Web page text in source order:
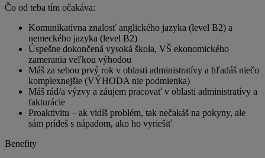
Čo od teba tím očakáva:
Komunikatívna znalosť anglického jazyka (level B2) a
nemeckého jazyka (level B2)
Úspešne dokončená vysoká škola, VŠ ekonomického
zamerania veľkou výhodou
Máš za sebou prvý rok v oblasti administratívy a hľadáš niečo
komplexnejšie (VÝHODA nie podmienka)
Máš rád/a výzvy a záujem pracovať v oblasti administratívy a
fakturácie
Proaktivitu – ak vidíš problém, tak nečakáš na pokyny, ale
sám prídeš s nápadom, ako ho vyriešiť
Benefity